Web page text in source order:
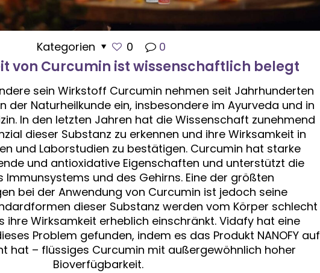
Kategorien 0 0
von Curcumin ist wissenschaftlich belegt
sein Wirkstoff Curcumin nehmen seit Jahrhunderten
der Naturheilkunde ein, insbesondere im Ayurveda und in
In den letzten Jahren hat die Wissenschaft zunehmend
dieser Substanz zu erkennen und ihre Wirksamkeit in
und Laborstudien zu bestätigen. Curcumin hat starke
und antioxidative Eigenschaften und unterstützt die
Immunsystems und des Gehirns. Eine der größten
bei der Anwendung von Curcumin ist jedoch seine
dieser Substanz werden vom Körper schlecht
ihre Wirksamkeit erheblich einschränkt. Vidafy hat eine
Problem gefunden, indem es das Produkt NANOFY auf
hat – flüssiges Curcumin mit außergewöhnlich hoher
Bioverfügbarkeit.